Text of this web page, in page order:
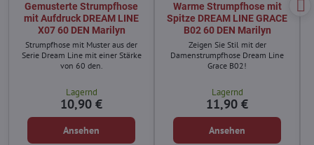
Gemusterte Strumpfhose
mit Aufdruck DREAM LINE
X07 60 DEN Marilyn
Strumpfhose mit Muster aus der
Serie Dream Line mit einer Stärke
von 60 den.
Lagernd
10,90 €
Ansehen
Warme Strumpfhose mit
Spitze DREAM LINE GRACE
B02 60 DEN Marilyn
Zeigen Sie Stil mit der
Damenstrumpfhose Dream Line
Grace B02!
Lagernd
11,90 €
Ansehen